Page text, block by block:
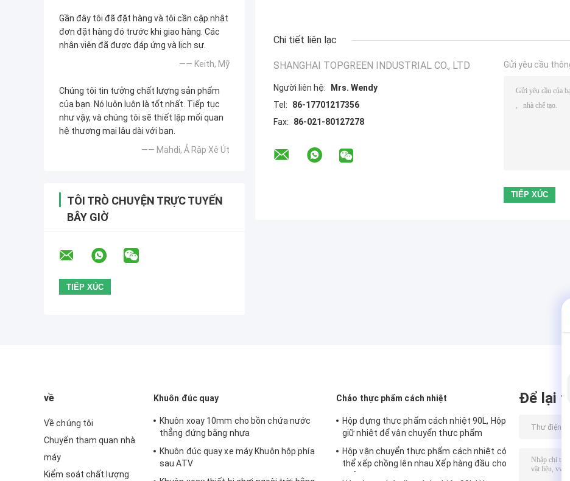
Gần đây tôi đã đặt hàng và tôi cần cập nhật
đơn đặt hàng đó trước khi giao hàng. Các
nhân viên đã được đáp ứng và lịch sự.
—— Keith, Mỹ
Chúng tôi tin tưởng chất lượng sản phẩm
của bạn. Nó luôn luôn là tốt nhất. Tiếp tục
như vậy, và chúng tôi sẽ thiết lập mối quan
hệ thương mại lâu dài với bạn.
—— Mahdi, Ả Rập Xê Út
TÔI TRÒ CHUYỆN TRỰC TUYẾN
BÂY GIỜ
Chi tiết liên lạc
SHANGHAI TOPGREEN INDUSTRIAL CO., LTD
Người liên hệ:
Mrs. Wendy
Tel:
86-17701217356
Fax:
86-021-80127278
Gửi yêu cầu
về
Về chúng tôi
Chuyến tham quan nhà
máy
Kiểm soát chất lượng
Khuôn đúc quay
Khuôn xoay 10mm cho bồn chứa nước
thẳng đứng bằng nhựa
Khuôn đúc quay xe máy Khuôn hộp phía
sau ATV
Chảo thực phẩm cách nhiệt
Hộp đựng thực phẩm cách nhiệt 90L, Hộp
giữ nhiệt để vận chuyển thực phẩm
Hộp vận chuyển thực phẩm cách nhiệt có
thể xếp chồng lên nhau Xếp hàng đầu cho
Để lại